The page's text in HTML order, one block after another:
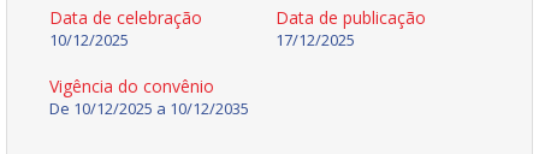
Data de celebração
10/12/2025
Data de publicação
17/12/2025
Vigência do convênio
De 10/12/2025 a 10/12/2035